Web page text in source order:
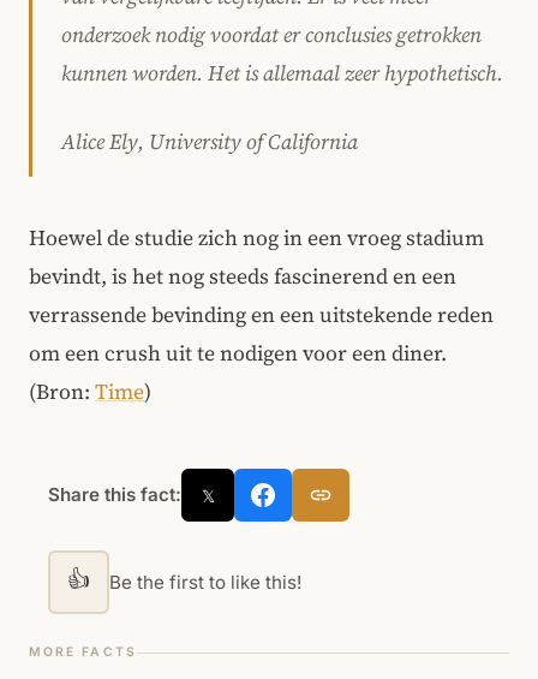
onderzoek nodig voordat er conclusies getrokken
kunnen worden. Het is allemaal zeer hypothetisch.
Alice Ely, University of California
Hoewel de studie zich nog in een vroeg stadium
bevindt, is het nog steeds fascinerend en een
verrassende bevinding en een uitstekende reden
om een crush uit te nodigen voor een diner.
(Bron: Time)
Share this fact: 𝕏
👍 Be the first to like this!
MORE FACTS